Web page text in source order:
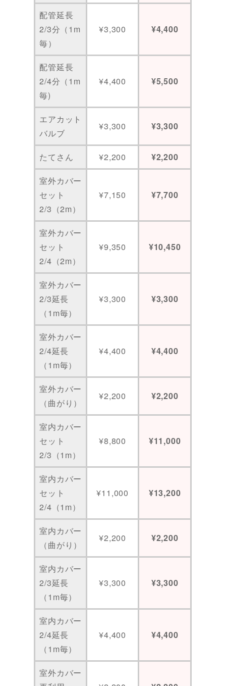
配管延長
2/3分（1m
毎）
¥3,300 ¥4,400
配管延長
2/4分（1m
毎)
¥4,400 ¥5,500
エアカット
バルブ
¥3,300 ¥3,300
たてさん ¥2,200 ¥2,200
室外カバー
セット
2/3（2m）
¥7,150 ¥7,700
室外カバー
セット
2/4（2m）
¥9,350 ¥10,450
室外カバー
2/3延長
（1m毎）
¥3,300 ¥3,300
室外カバー
2/4延長
（1m毎）
¥4,400 ¥4,400
室外カバー
（曲がり）
¥2,200 ¥2,200
室内カバー
セット
2/3（1m）
¥8,800 ¥11,000
室内カバー
セット
2/4（1m）
¥11,000 ¥13,200
室内カバー
（曲がり）
¥2,200 ¥2,200
室内カバー
2/3延長
（1m毎）
¥3,300 ¥3,300
室内カバー
2/4延長
（1m毎）
¥4,400 ¥4,400
室外カバー